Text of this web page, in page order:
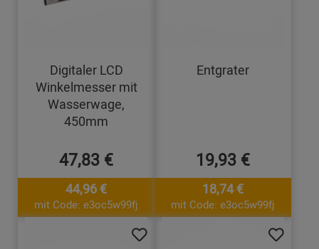
Digitaler LCD
Winkelmesser mit
Wasserwage,
450mm
47,83 €
44,96 €
mit Code: e3oc5w99fj
Entgrater
19,93 €
18,74 €
mit Code: e3oc5w99fj